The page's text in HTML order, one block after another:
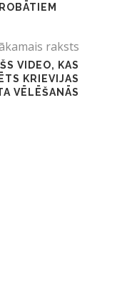
raksts
VIDEO, KAS
KRIEVIJAS
VĒLĒŠANĀS